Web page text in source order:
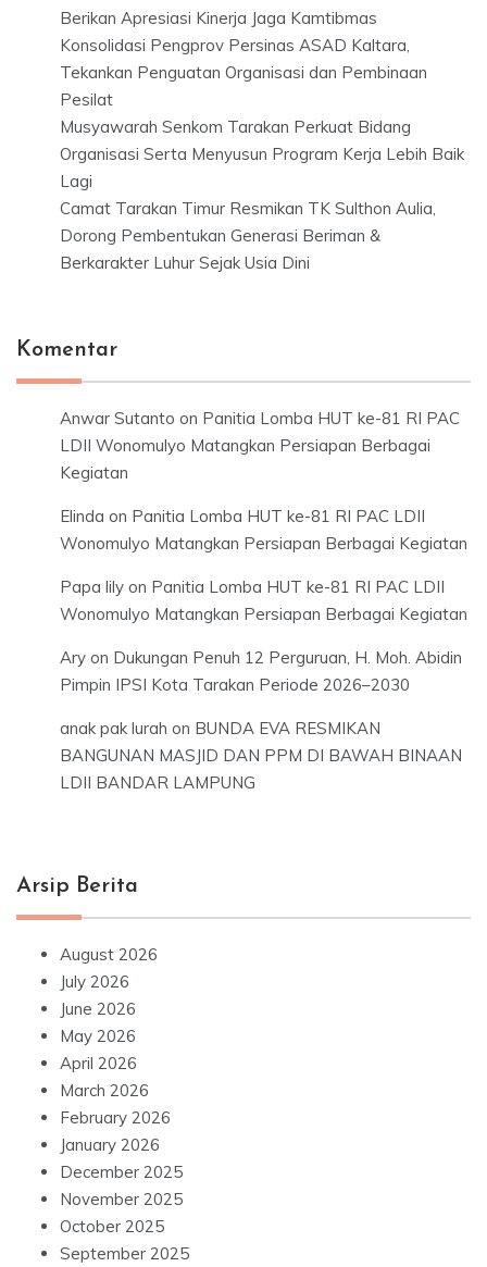
Berikan Apresiasi Kinerja Jaga Kamtibmas
Konsolidasi Pengprov Persinas ASAD Kaltara,
Tekankan Penguatan Organisasi dan Pembinaan
Pesilat
Musyawarah Senkom Tarakan Perkuat Bidang
Organisasi Serta Menyusun Program Kerja Lebih Baik
Lagi
Camat Tarakan Timur Resmikan TK Sulthon Aulia,
Dorong Pembentukan Generasi Beriman &
Berkarakter Luhur Sejak Usia Dini
Komentar
Anwar Sutanto on Panitia Lomba HUT ke-81 RI PAC
LDII Wonomulyo Matangkan Persiapan Berbagai
Kegiatan
Elinda on Panitia Lomba HUT ke-81 RI PAC LDII
Wonomulyo Matangkan Persiapan Berbagai Kegiatan
Papa lily on Panitia Lomba HUT ke-81 RI PAC LDII
Wonomulyo Matangkan Persiapan Berbagai Kegiatan
Ary on Dukungan Penuh 12 Perguruan, H. Moh. Abidin
Pimpin IPSI Kota Tarakan Periode 2026–2030
anak pak lurah on BUNDA EVA RESMIKAN
BANGUNAN MASJID DAN PPM DI BAWAH BINAAN
LDII BANDAR LAMPUNG
Arsip Berita
August 2026
July 2026
June 2026
May 2026
April 2026
March 2026
February 2026
January 2026
December 2025
November 2025
October 2025
September 2025